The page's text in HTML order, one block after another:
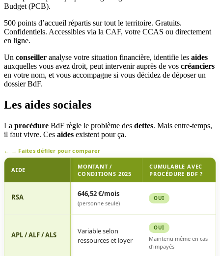
Budget (PCB).
500 points d’accueil répartis sur tout le territoire. Gratuits.
Confidentiels. Accessibles via la CAF, votre CCAS ou directement
en ligne.
Un conseiller analyse votre situation financière, identifie les aides
auxquelles vous avez droit, peut intervenir auprès de vos créanciers
en votre nom, et vous accompagne si vous décidez de déposer un
dossier BdF.
Les aides sociales
La procédure BdF règle le problème des dettes. Mais entre-temps,
il faut vivre. Ces aides existent pour ça.
Faites défiler pour comparer
cumulables
de
AIDE
MONTANT /
CONDITIONS 2025
CUMULABLE AVEC
PROCÉDURE BDF ?
RSA 646,52 €/mois
(personne seule)
OUI
APL / ALF / ALS
Variable selon
ressources et loyer
OUI
Maintenu même en cas
d'impayés